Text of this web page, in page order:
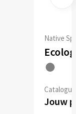
Native
Jouw